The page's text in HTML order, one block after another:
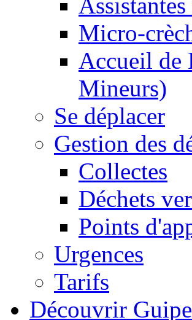
Micro-
Accueil de
Mineurs)
Se déplacer
Gestion des
Collectes
Déchets
Points
Urgences
Tarifs
Découvrir